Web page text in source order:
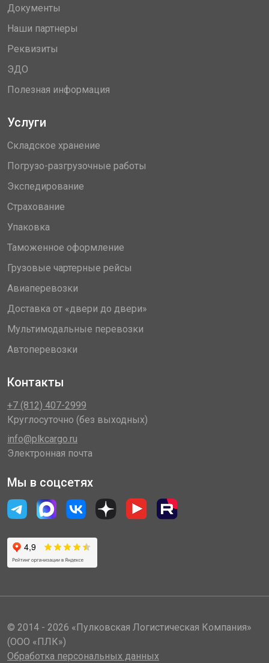
Документы
Наши партнеры
Реквизиты
ЭДО
Полезная информация
Услуги
Складское хранение
Погрузо-разгрузочные работы
Экспедирование
Страхование
Упаковка
Таможенное оформление
Грузовые чартерные рейсы
Авиаперевозки
Доставка от «двери до двери»
Мультимодальные перевозки
Автоперевозки
Контакты
+7 (812) 407-2999
Круглосуточно (без выходных)
info@plkcargo.ru
Электронная почта
Мы в соцсетях
© 2014 - 2026 «Пулковская Логистическая Компания»
(ООО «ПЛК»)
Обработка персональных данных